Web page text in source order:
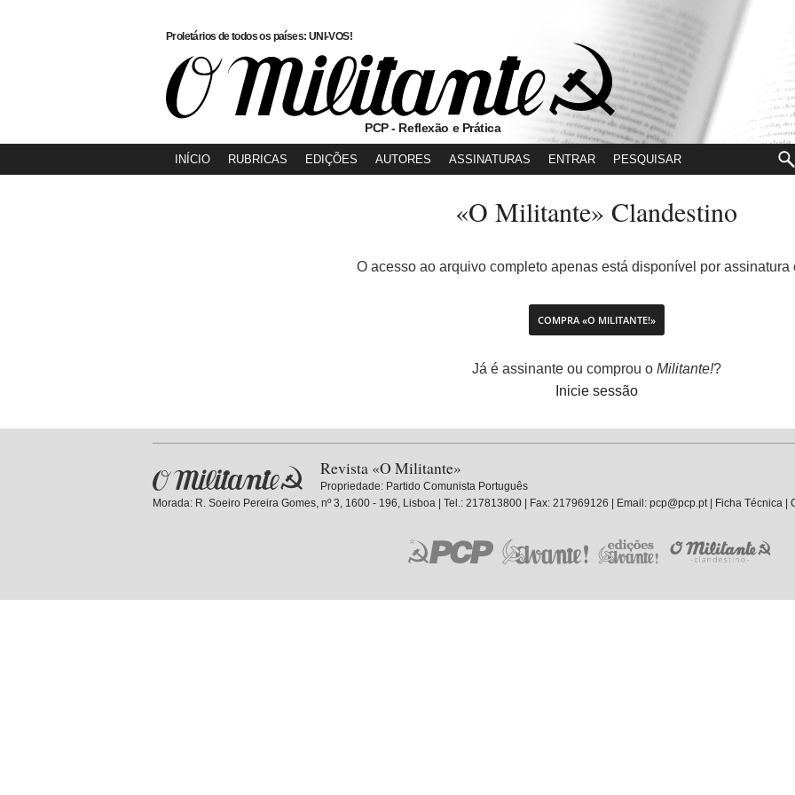
Proletários de todos os países: UNI-VOS!
PCP - Reflexão e Prática
INÍCIO RUBRICAS EDIÇÕES AUTORES ASSINATURAS ENTRAR
«O Militante» Clandestino
O acesso ao arquivo completo apenas está disponível por assinatura
COMPRA «O MILITANTE!»
Já é assinante ou comprou o Militante!?
Inicie sessão
Revista «O Militante»
Propriedade: Partido Comunista Português
Morada: R. Soeiro Pereira Gomes, nº 3, 1600 - 196, Lisboa | Tel.: 217813800 | Fax: 217969126 | Email: pcp@pcp.pt |
Ficha Técnica